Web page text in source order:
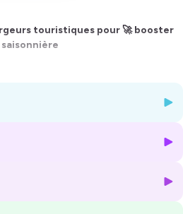
touristiques pour 🚀 booster
2022 🚨
! J'ai le plaisir de vous annoncer le
mensuels entre hébergeurs
je vous donne rendez-vous le mardi
100% gratuit et en ligne ici :